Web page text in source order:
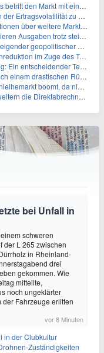
einem IPO-Boost von 150 Millionen Dollar
zu profitieren
Marktinterventionen nehmen zu
Löhne: Ein Warnsignal für das Wachstum
Spannungen im Persischen Golf
Zuge des Token-Paradoxons hervor
Test für Small Caps
angesichts der anhaltenden China-Razzia gegenüber
Kreditnehmer nach Schutz durch Covenants suchen
zur Unterstützung der globalen Rolle des Yuan
bei Unfall in
schweren
der L 265 zwischen
in Rheinland-
drei
gekommen. Wie
mitteilte,
noch ungeklärter
Fahrzeuge erlitten
vor 8 Minuten
in der Clubkultur
Zuständigkeiten